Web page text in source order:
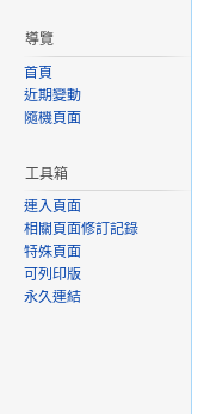
導覽
首頁
近期變動
隨機頁面
工具箱
連入頁面
相關頁面修訂記錄
特殊頁面
可列印版
永久連結